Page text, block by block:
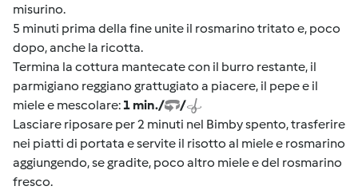
misurino.
5 minuti prima della fine unite il rosmarino tritato e, poco
dopo, anche la ricotta.
Termina la cottura mantecate con il burro restante, il
parmigiano reggiano grattugiato a piacere, il pepe e il
miele e mescolare: 1 min./
/
Lasciare riposare per 2 minuti nel Bimby spento, trasferire
nei piatti di portata e servite il risotto al miele e rosmarino
aggiungendo, se gradite, poco altro miele e del rosmarino
fresco.